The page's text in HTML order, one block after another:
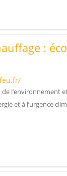
:
l’environnement
et à l’urgence